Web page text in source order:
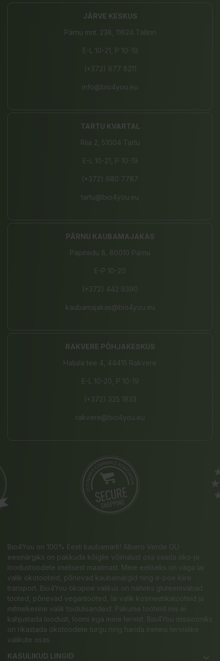
JÄRVE KESKUS
Pärnu mnt. 238, 11624 Tallinn
E-L 10-21, P 10-19
(+372) 677 8211
info@bio4you.eu
TARTU KVARTAL
Riia 2, 51004 Tartu
E-L 10-21, P 10-19
(+372) 680 7787
tartu@bio4you.eu
PÄRNU KAUBAMAJAKAS
Papiniidu 8, 80010 Pärnu
E-P 10-20
(+372) 442 9390
kaubamajakas@bio4you.eu
RAKVERE PÕHJAKESKUS
Haljala tee 4, 44415 Rakvere
E-L 10-20, P 10-19
(+372) 325 1833
rakvere@bio4you.eu
Bio4You on 100% Eesti kaubamärk! Albero Verde OÜ
eesmärgiks on pakkuda kõigile võimalust osa saada öko-ja
loodustoodete imelisest maailmast. Meie eeliseks on väga lai
valik ökotooteid, põnevad kaubamärgid ning e-poe kiire
transport. Bio4You ökopoe valikus on näiteks gluteenivabad
tooted, põnevad vegantooted, lai valik kosmeetikatooteid ja
mitmekesine valik toidulisandeid. Pakume tooteid mis ei
kahjustada loodust, loomi ega meie tervist. Bio4You missiooniks
on rikastada ökotoodete turgu ning harida inimesi tervislike
valikute osas.
KASULIKUD LINGID
keyboard_arrow_down